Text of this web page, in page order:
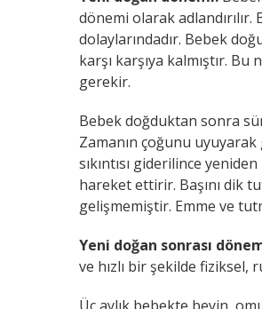
dönemi olarak
dolaylarındadır. Bebek
karşı karşıya kalmıştır.
gerekir.
Bebek doğduktan sonra
Zamanın çoğunu
sıkıntısı giderilince
hareket ettirir. Başını dik
gelişmemiştir. Emme ve
Yeni doğan sonrası
ve hızlı bir şekilde fiziksel,